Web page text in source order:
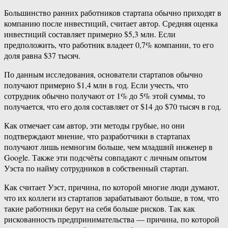
Большинство ранних работников стартапа обычно приходят в
компанию после инвестиций, считает автор. Средняя оценка
инвестиций составляет примерно $5,3 млн. Если
предположить, что работник владеет 0,7% компании, то его
доля равна $37 тысяч.
По данным исследования, основатели стартапов обычно
получают примерно $1,4 млн в год. Если учесть, что
сотрудник обычно получают от 1% до 5% этой суммы, то
получается, что его доля составляет от $14 до $70 тысяч в год.
Как отмечает сам автор, эти методы грубые, но они
подтверждают мнение, что разработчики в стартапах
получают лишь немногим больше, чем младший инженер в
Google. Также эти подсчёты совпадают с личным опытом
Уэста по найму сотрудников в собственный стартап.
Как считает Уэст, причина, по которой многие люди думают,
что их коллеги из стартапов зарабатывают больше, в том, что
такие работники берут на себя больше рисков. Так как
рискованность предпринимательства — причина, по которой